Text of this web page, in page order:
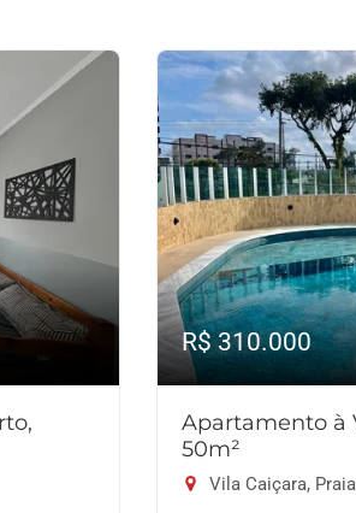
R$ 310.000
Apartamento à
50m²
Vila Caiçara,